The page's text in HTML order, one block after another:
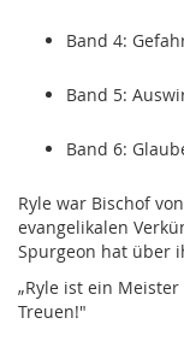
Band 4:
Band 5:
Band 6:
Ryle war Bischof
evangelikalen
Spurgeon hat über
„Ryle ist ein
Treuen!"